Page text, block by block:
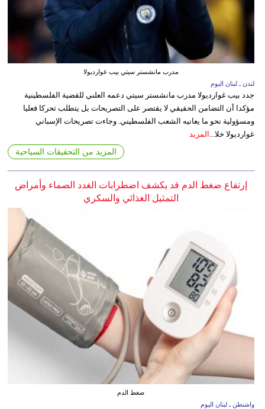
مدرب مانشستر سيتي بيب غوارديولا
لندن ـ لبنان اليوم
جدد بيب غوارديولا مدرب مانشستر سيتي دعمه العلني للقضية الفلسطينية
مؤكدا أن التضامن الحقيقي لا يقتصر على التصريحات بل يتطلب تحركا فعليا
ومسؤولية نحو ما يعانيه الشعب الفلسطيني. وجاءت تصريحات الإسباني
غوارديولا خلا... المزيد
المزيد من التحقيقات السياحية
إرتفاع ضغط الدم قد يكشف اضطرابات الغدد الصماء وأمراض
التمثيل الغذائي والسكري
ضغط الدم
واشنطن ـ لبنان اليوم